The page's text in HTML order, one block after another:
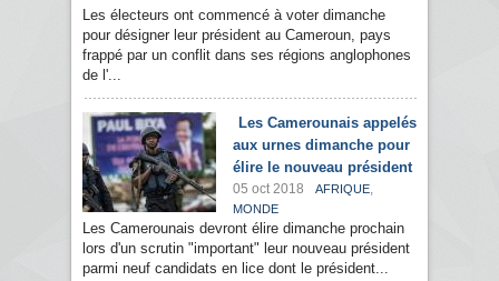
Les électeurs ont commencé à voter dimanche
pour désigner leur président au Cameroun, pays
frappé par un conflit dans ses régions anglophones
de l'...
Les Camerounais appelés
aux urnes dimanche pour
élire le nouveau président
05 oct 2018 AFRIQUE,
MONDE
Les Camerounais devront élire dimanche prochain
lors d'un scrutin "important" leur nouveau président
parmi neuf candidats en lice dont le président...